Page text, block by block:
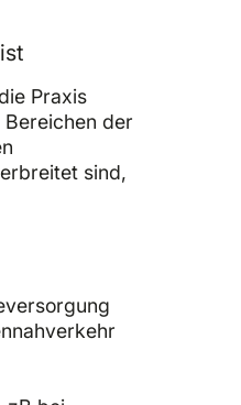
Praxis
der
sind,